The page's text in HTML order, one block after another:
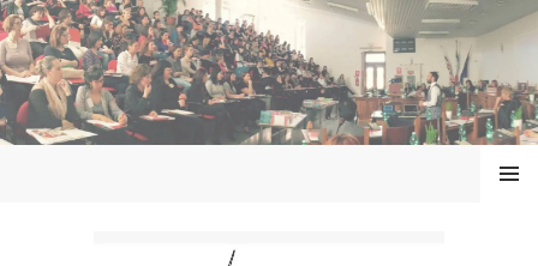
Vai
al
contenuto
MENU